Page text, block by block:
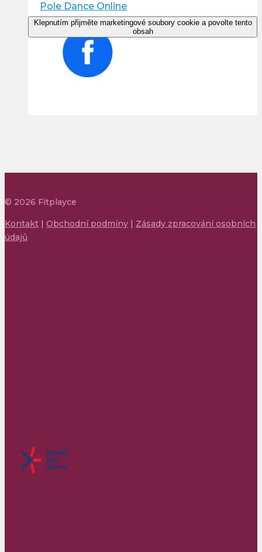
Pole Dance Online
Klepnutím přijměte marketingové soubory cookie a povolte tento
obsah
© 2026 Fitplayce
Kontakt Obchodní podmíny
Zásady zpracování osobních
údajů